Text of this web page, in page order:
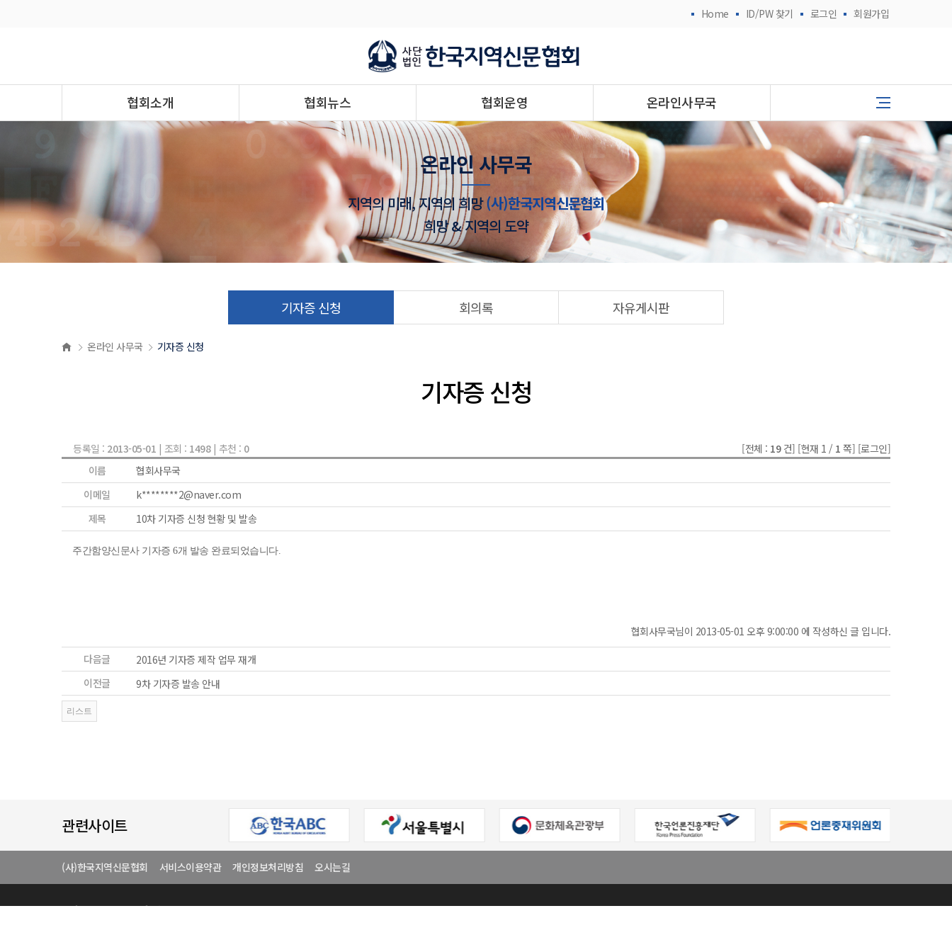
Home ID/PW 찾기 로그인 회원가입
협회소개 협회뉴스 협회운영 온라인사무국
온라인 사무국
지역의 미래, 지역의 희망(사)한국지역신문협회
희망 & 지역의 도약
기자증 신청 회의록 자유게시판
온라인 사무국 기자증 신청
기자증 신청
등록일 : 2013-05-01 | 조회 : 1498| 추천 : 0 [전체 : 19건] [현재 1 / 1 쪽] [로그인]
이름
협회사무국
이메일
k********2@naver.com
제목
10차 기자증 신청 현황 및 발송
주간함양신문사 기자증 6개 발송 완료되었습니다.
협회사무국님이 2013-05-01 오후 9:00:00 에 작성하신 글 입니다.
다음글
2016년 기자증 제작 업무 재개
이전글
9차 기자증 발송 안내
관련사이트
(사)한국지역신문협회 서비스이용약관 개인정보처리방침 오시는길